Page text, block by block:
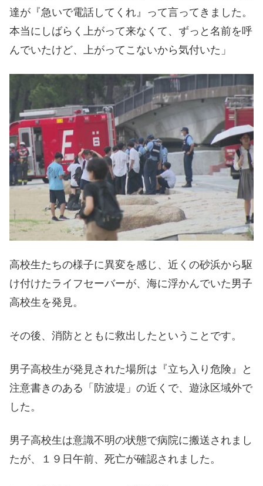
達が『急いで電話してくれ』って言ってきました。
本当にしばらく上がって来なくて、ずっと名前を呼
んでいたけど、上がってこないから気付いた」
高校生たちの様子に異変を感じ、近くの砂浜から駆
け付けたライフセーバーが、海に浮かんでいた男子
高校生を発見。
その後、消防とともに救出したということです。
男子高校生が発見された場所は『立ち入り危険』と
注意書きのある「防波堤」の近くで、遊泳区域外で
した。
男子高校生は意識不明の状態で病院に搬送されまし
たが、１９日午前、死亡が確認されました。